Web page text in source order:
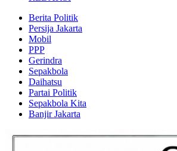
Berita Politik
Persija Jakarta
Mobil
PPP
Gerindra
Sepakbola
Daihatsu
Partai Politik
Sepakbola Kita
Banjir Jakarta